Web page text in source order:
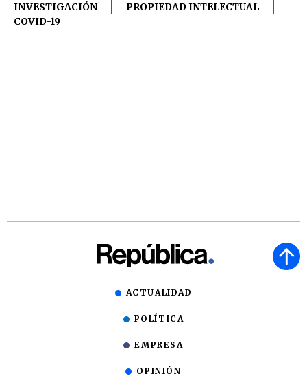
INVESTIGACIÓN
PROPIEDAD INTELECTUAL
COVID-19
ACTUALIDAD
POLÍTICA
EMPRESA
OPINIÓN